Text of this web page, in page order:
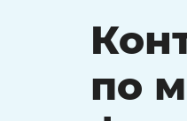
по